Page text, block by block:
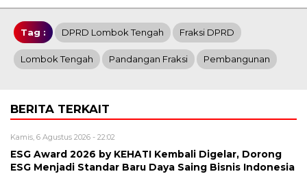
Tag : DPRD Lombok Tengah Fraksi DPRD
Lombok Tengah Pandangan Fraksi Pembangunan
BERITA TERKAIT
Kamis, 6 Agustus 2026 - 22:02
ESG Award 2026 by KEHATI Kembali Digelar, Dorong
ESG Menjadi Standar Baru Daya Saing Bisnis Indonesia